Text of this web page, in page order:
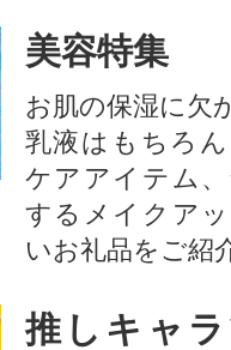
美容特集
お肌の保湿に欠
乳液はもちろ
ケアアイテム
するメイクア
いお礼品をご紹
推しキャ